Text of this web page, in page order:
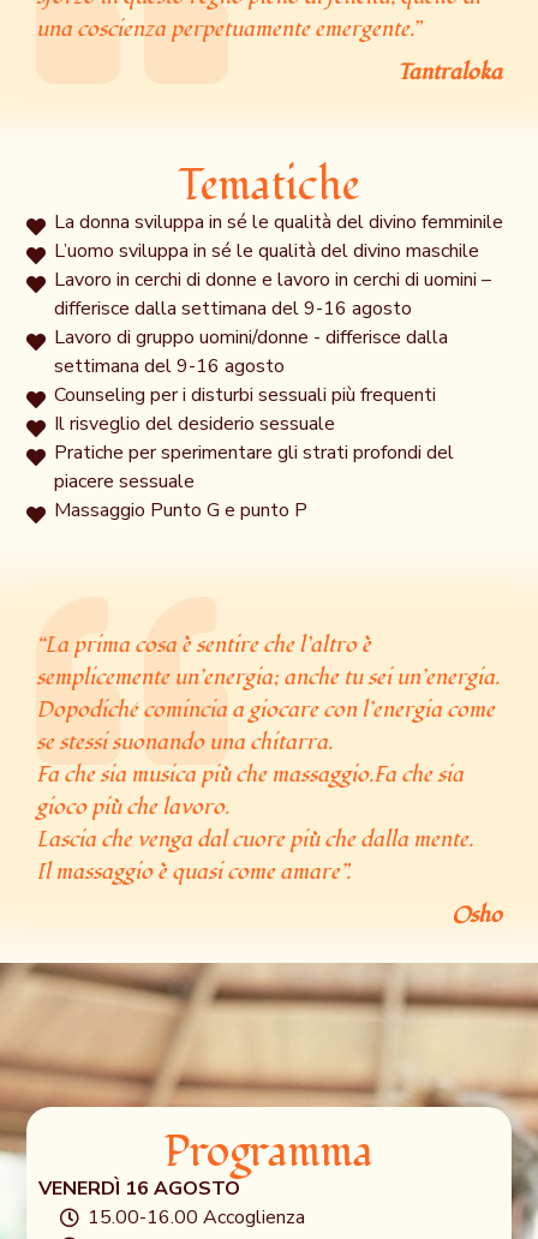
una coscienza perpetuamente emergente.”
Tantraloka
Tematiche
La donna sviluppa in sé le qualità del divino femminile
L’uomo sviluppa in sé le qualità del divino maschile
Lavoro in cerchi di donne e lavoro in cerchi di uomini –
differisce dalla settimana del 9-16 agosto
Lavoro di gruppo uomini/donne - differisce dalla
settimana del 9-16 agosto
Counseling per i disturbi sessuali più frequenti
Il risveglio del desiderio sessuale
Pratiche per sperimentare gli strati profondi del
piacere sessuale
Massaggio Punto G e punto P
“La prima cosa è sentire che l’altro è
semplicemente un’energia; anche tu sei un’energia.
Dopodiché comincia a giocare con l’energia come
se stessi suonando una chitarra.
Fa che sia musica più che massaggio.Fa che sia
gioco più che lavoro.
Lascia che venga dal cuore più che dalla mente.
Il massaggio è quasi come amare”.
Osho
Programma
VENERDÌ 16 AGOSTO
15.00-16.00 Accoglienza